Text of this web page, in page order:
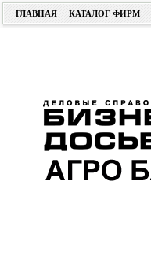
ГЛАВНАЯ КАТАЛОГ ФИРМ